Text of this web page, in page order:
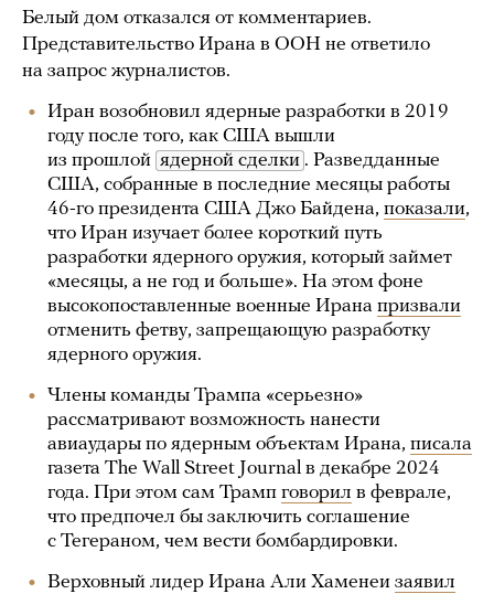
Белый дом отказался от комментариев.
Представительство Ирана в ООН не ответило
на запрос журналистов.
Иран возобновил ядерные разработки в 2019
году после того, как США вышли
из прошлой ядерной сделки . Разведданные
США, собранные в последние месяцы работы
46-го президента США Джо Байдена, показали,
что Иран изучает более короткий путь
разработки ядерного оружия, который займет
«месяцы, а не год и больше». На этом фоне
высокопоставленные военные Ирана призвали
отменить фетву, запрещающую разработку
ядерного оружия.
Члены команды Трампа «серьезно»
рассматривают возможность нанести
авиаудары по ядерным объектам Ирана, писала
газета The Wall Street Journal в декабре 2024
года. При этом сам Трамп говорил в феврале,
что предпочел бы заключить соглашение
с Тегераном, чем вести бомбардировки.
Верховный лидер Ирана Али Хаменеи заявил